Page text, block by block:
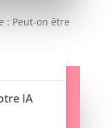
: Peut-on être
IA